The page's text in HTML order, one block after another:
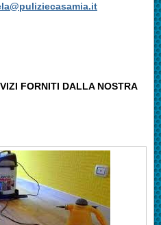
FORNITI DALLA NOSTRA